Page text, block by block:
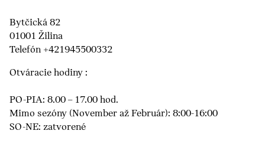
Bytčická 82
01001 Žilina
Telefón +421945500332
Otváracie hodiny :
PO-PIA: 8.00 – 17.00 hod.
Mimo sezóny (November až Február): 8:00-16:00
SO-NE: zatvorené